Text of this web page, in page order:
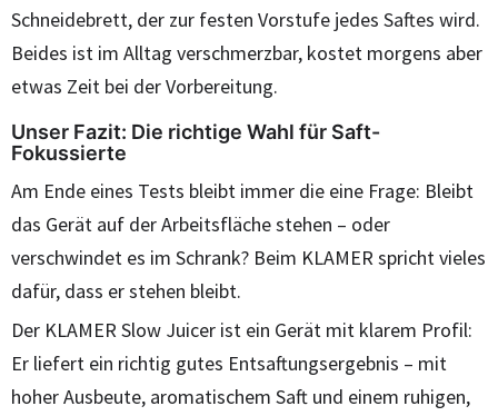
Schneidebrett, der zur festen Vorstufe jedes Saftes wird.
Beides ist im Alltag verschmerzbar, kostet morgens aber
etwas Zeit bei der Vorbereitung.
Unser Fazit: Die richtige Wahl für Saft-
Fokussierte
Am Ende eines Tests bleibt immer die eine Frage: Bleibt
das Gerät auf der Arbeitsfläche stehen – oder
verschwindet es im Schrank? Beim KLAMER spricht vieles
dafür, dass er stehen bleibt.
Der KLAMER Slow Juicer ist ein Gerät mit klarem Profil:
Er liefert ein richtig gutes Entsaftungsergebnis – mit
hoher Ausbeute, aromatischem Saft und einem ruhigen,